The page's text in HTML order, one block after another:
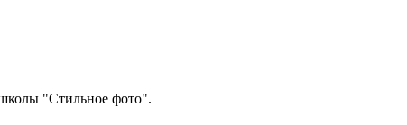
"Стильное фото".